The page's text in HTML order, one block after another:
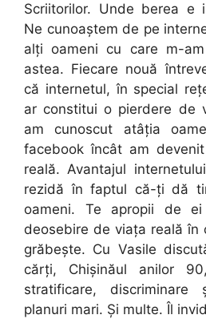
Scriitorilor. Unde berea e
Ne cunoaștem de pe
alți oameni cu care m-
astea. Fiecare nouă
că internetul, în special
ar constitui o pierdere de
am cunoscut atâția
facebook încât am
reală. Avantajul
rezidă în faptul că-ți dă
oameni. Te apropii de
deosebire de viața reală în
grăbește. Cu Vasile
cărți, Chișinăul anilor
stratificare, discriminare
planuri mari. Și multe. Îl